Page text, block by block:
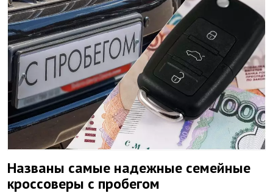
Названы самые надежные семейные
кроссоверы с пробегом